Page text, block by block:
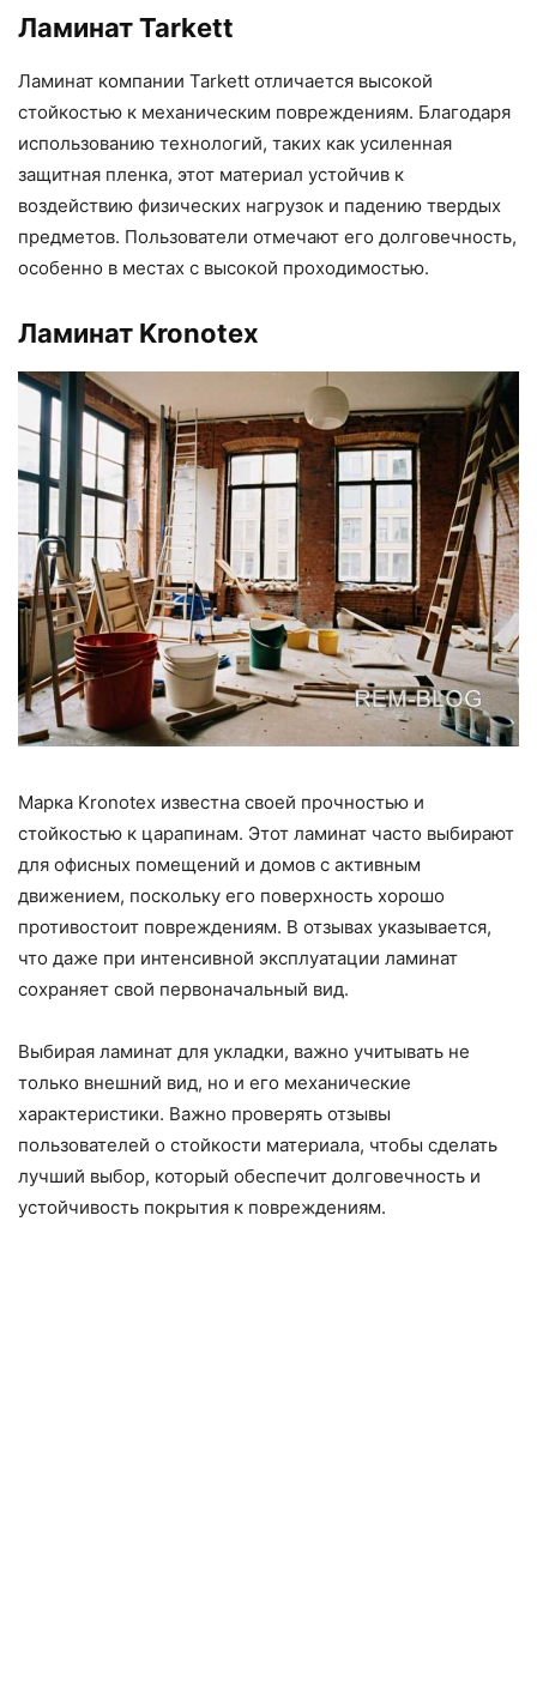
Ламинат Tarkett
Ламинат компании Tarkett отличается высокой
стойкостью к механическим повреждениям. Благодаря
использованию технологий, таких как усиленная
защитная пленка, этот материал устойчив к
воздействию физических нагрузок и падению твердых
предметов. Пользователи отмечают его долговечность,
особенно в местах с высокой проходимостью.
Ламинат Kronotex
Марка Kronotex известна своей прочностью и
стойкостью к царапинам. Этот ламинат часто выбирают
для офисных помещений и домов с активным
движением, поскольку его поверхность хорошо
противостоит повреждениям. В отзывах указывается,
что даже при интенсивной эксплуатации ламинат
сохраняет свой первоначальный вид.
Выбирая ламинат для укладки, важно учитывать не
только внешний вид, но и его механические
характеристики. Важно проверять отзывы
пользователей о стойкости материала, чтобы сделать
лучший выбор, который обеспечит долговечность и
устойчивость покрытия к повреждениям.